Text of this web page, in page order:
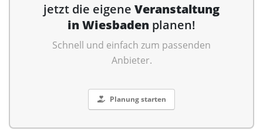
jetzt die eigene Veranstaltung
in Wiesbaden planen!
Schnell und einfach zum passenden
Anbieter.
Planung starten